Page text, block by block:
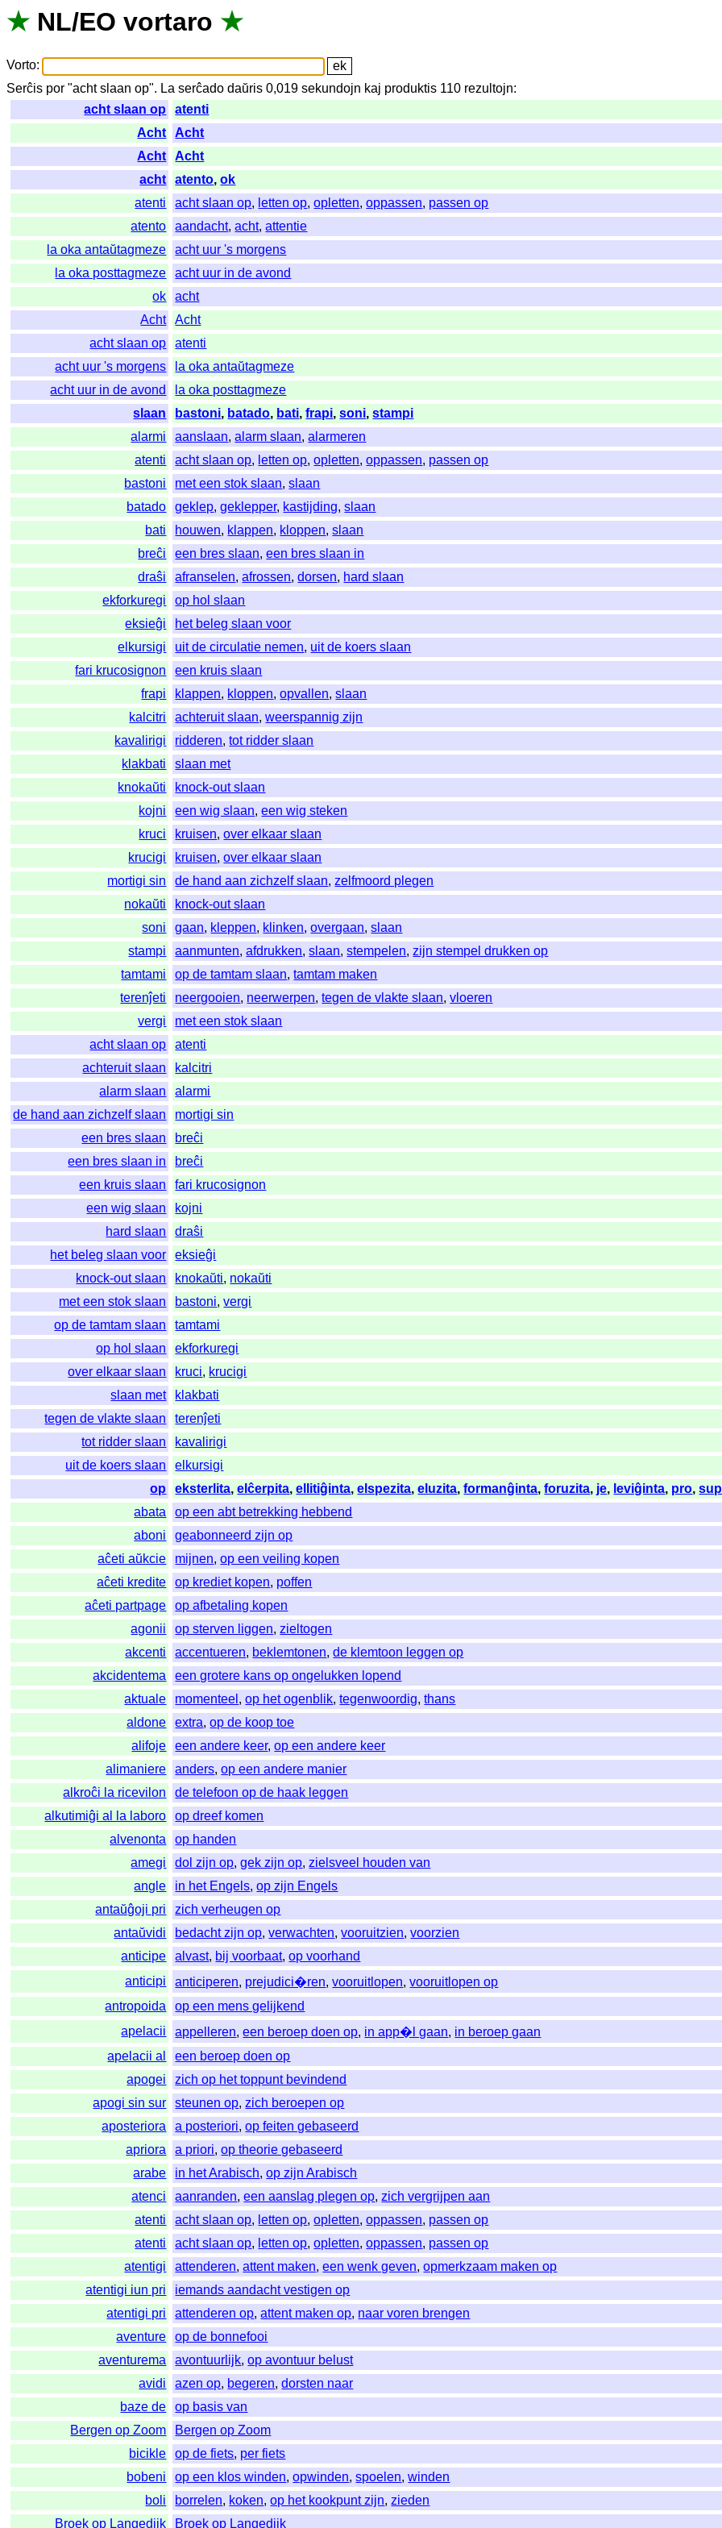
★ NL/EO vortaro ★
Vorto:
Serĉis por "acht slaan op". La serĉado daŭris 0,019sekundojn kaj produktis 110 rezultojn:
acht slaan op
atenti
Acht
Acht
Acht
Acht
acht
atento,ok
atenti
acht slaan op, letten op,opletten,oppassen, passen op
atento
aandacht,acht,attentie
la oka antaŭtagmeze
acht uur 's morgens
la oka posttagmeze
acht uur in de avond
ok
acht
Acht
Acht
acht slaan op
atenti
acht uur 's morgens
la oka antaŭtagmeze
acht uur in de avond
la oka posttagmeze
slaan
bastoni, batado, bati,frapi,soni,stampi
alarmi
aanslaan,alarm slaan,alarmeren
atenti
acht slaan op, letten op,opletten,oppassen, passen op
bastoni
met een stok slaan,slaan
batado
geklep,geklepper, kastijding,slaan
bati
houwen, klappen, kloppen,slaan
breĉi
een bres slaan,een bres slaan in
draŝi
afranselen,afrossen,dorsen, hard slaan
ekforkuregi
op hol slaan
eksieĝi
het beleg slaan voor
elkursigi
uit de circulatie nemen, uit de koers slaan
fari krucosignon
een kruis slaan
frapi
klappen, kloppen,opvallen,slaan
kalcitri
achteruit slaan,weerspannig zijn
kavalirigi
ridderen,tot ridder slaan
klakbati
slaan met
knokaŭti
knock-out slaan
kojni
een wig slaan,een wig steken
kruci
kruisen,over elkaar slaan
krucigi
kruisen,over elkaar slaan
mortigi sin
de hand aan zichzelf slaan,zelfmoord plegen
nokaŭti
knock-out slaan
soni
gaan, kleppen, klinken,overgaan,slaan
stampi
aanmunten,afdrukken,slaan,stempelen,zijn stempel drukken op
tamtami
op de tamtam slaan,tamtam maken
terenĵeti
neergooien, neerwerpen,tegen de vlakte slaan,vloeren
vergi
met een stok slaan
acht slaan op
atenti
achteruit slaan
kalcitri
alarm slaan
alarmi
de hand aan zichzelf slaan
mortigi sin
een bres slaan
breĉi
een bres slaan in
breĉi
een kruis slaan
fari krucosignon
een wig slaan
kojni
hard slaan
draŝi
het beleg slaan voor
eksieĝi
knock-out slaan
knokaŭti, nokaŭti
met een stok slaan
bastoni,vergi
op de tamtam slaan
tamtami
op hol slaan
ekforkuregi
over elkaar slaan
kruci, krucigi
slaan met
klakbati
tegen de vlakte slaan
terenĵeti
tot ridder slaan
kavalirigi
uit de koers slaan
elkursigi
op
eksterlita,elĉerpita,ellitiĝinta,elspezita,eluzita,formanĝinta,foruzita, je, leviĝinta, pro,
abata
op een abt betrekking hebbend
aboni
geabonneerd zijn op
aĉeti aŭkcie
mijnen,op een veiling kopen
aĉeti kredite
op krediet kopen, poffen
aĉeti partpage
op afbetaling kopen
agonii
op sterven liggen,zieltogen
akcenti
accentueren, beklemtonen,de klemtoon leggen op
akcidentema
een grotere kans op ongelukken lopend
aktuale
momenteel ,op het ogenblik,tegenwoordig,thans
aldone
extra,op de koop toe
alifoje
een andere keer,op een andere keer
alimaniere
anders,op een andere manier
alkroĉi la ricevilon
de telefoon op de haak leggen
alkutimiĝi al la laboro
op dreef komen
alvenonta
op handen
amegi
dol zijn op,gek zijn op,zielsveel houden van
angle
in het Engels,op zijn Engels
antaŭĝoji pri
zich verheugen op
antaŭvidi
bedacht zijn op,verwachten,vooruitzien,voorzien
anticipe
alvast, bij voorbaat,op voorhand
anticipi
anticiperen, prejudici�ren,vooruitlopen,vooruitlopen op
antropoida
op een mens gelijkend
apelacii
appelleren,een beroep doen op, in app�l gaan, in beroep gaan
apelacii al
een beroep doen op
apogei
zich op het toppunt bevindend
apogi sin sur
steunen op,zich beroepen op
aposteriora
a posteriori,op feiten gebaseerd
apriora
a priori,op theorie gebaseerd
arabe
in het Arabisch,op zijn Arabisch
atenci
aanranden,een aanslag plegen op,zich vergrijpen aan
atenti
acht slaan op, letten op,opletten,oppassen, passen op
atenti
acht slaan op, letten op,opletten,oppassen, passen op
atentigi
attenderen,attent maken,een wenk geven,opmerkzaam maken op
atentigi iun pri
iemands aandacht vestigen op
atentigi pri
attenderen op,attent maken op, naar voren brengen
aventure
op de bonnefooi
aventurema
avontuurlijk,op avontuur belust
avidi
azen op, begeren,dorsten naar
baze de
op basis van
Bergen op Zoom
Bergen op Zoom
bicikle
op de fiets, per fiets
bobeni
op een klos winden,opwinden,spoelen,winden
boli
borrelen, koken,op het kookpunt zijn,zieden
Broek op Langedijk
Broek op Langedijk